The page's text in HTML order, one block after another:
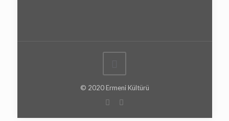
© 2020 Ermeni Kültürü